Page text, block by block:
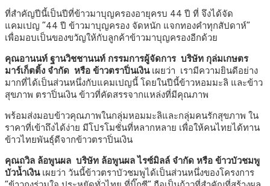
ที่สำคัญปีนี้เป็นปีที่ข้าวมาบุญครองอายุครบ 44 ปี ที่ จึงได้จัด
แคมเปญ “44 ปี ข้าวมาบุญครอง จัดหนัก แจกทองคำทุกสัปดาห์”
เพื่อมอบเป็นของขวัญให้กับลูกค้าข้าวมาบุญครองอีกด้วย
คุณอานนท์ ฐานวิชชานนท์ กรรมการผู้จัดการ บริษัท กุล่มเกษตร
มาร์เก็ตติ้ง จำกัด หรือ ข้าวตราปิ่นเงินเผยว่า เรามีความยินดีอย่าง
มากที่ได้เป็นส่วนหนึ่งกับแคมเปญนี้ โดยในปีนี้ข้าวหอมมะลิ และข้าว
สุขภาพ ตราปิ่นเงิน ข้าวที่คัดสรรจากแหล่งที่มีคุณภาพ
พร้อมส่งมอบข้าวคุณภาพในกลุ่มหอมมะลิและกลุ่มคนรักสุขภาพ ใน
ราคาที่เข้าถึงได้ง่าย มีโปรโมชั่นที่หลากหลาย เพื่อให้คนไทยได้ทาน
ข้าวไทยพันธุ์ดีจากข้าวตราปิ่นเงิน
คุณถวิล ล้อพูนผล บริษัท ล้อพูนผล ไรซ์มิลล์ จำกัด หรือ ข้าวบัวชมพู
บัวน้ำเงินเผยว่า วันนี้ข้าวตราบัวชมพูได้เป็นส่วนหนึ่งของโครงการ